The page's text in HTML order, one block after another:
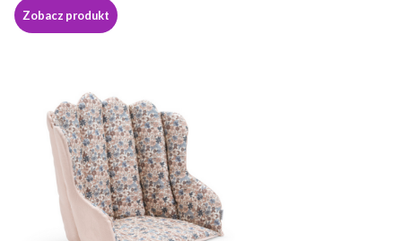
Zobacz produkt